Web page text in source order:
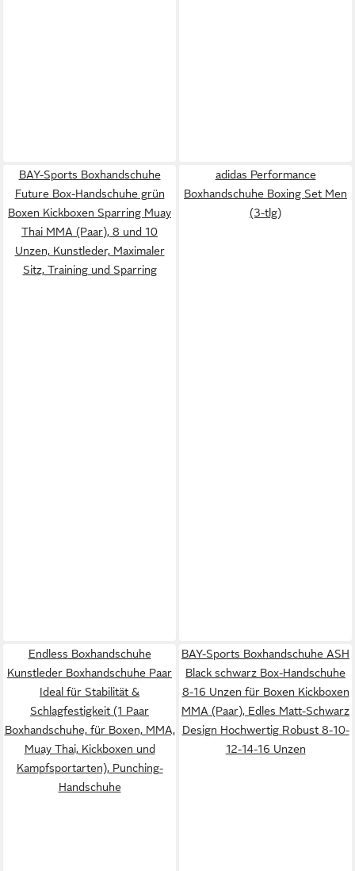
BAY-Sports Boxhandschuhe
Future Box-Handschuhe grün
Boxen Kickboxen Sparring Muay
Thai MMA (Paar), 8 und 10
Unzen, Kunstleder, Maximaler
Sitz, Training und Sparring
adidas Performance
Boxhandschuhe Boxing Set Men
(3-tlg)
Endless Boxhandschuhe
Kunstleder Boxhandschuhe Paar
Ideal für Stabilität &
Schlagfestigkeit (1 Paar
Boxhandschuhe, für Boxen, MMA,
Muay Thai, Kickboxen und
Kampfsportarten), Punching-
Handschuhe
BAY-Sports Boxhandschuhe ASH
Black schwarz Box-Handschuhe
8-16 Unzen für Boxen Kickboxen
MMA (Paar), Edles Matt-Schwarz
Design Hochwertig Robust 8-10-
12-14-16 Unzen